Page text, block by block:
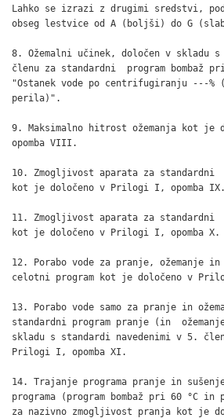
Lahko se izrazi z drugimi sredstvi,
obseg lestvice od A (boljši) do G
8. Ožemalni učinek, določen v skladu
členu za standardni  program bombaž
"Ostanek vode po centrifugiranju ---%
perila)".
9. Maksimalno hitrost ožemanja kot
opomba VIII.
10. Zmogljivost aparata za standardni
kot je določeno v Prilogi I, opomba IX.
11. Zmogljivost aparata za standardni
kot je določeno v Prilogi I, opomba X.
12. Porabo vode za pranje, ožemanje
celotni program kot je določeno v
13. Porabo vode samo za pranje in
standardni program pranje (in
skladu s standardi navedenimi v 5.
Prilogi I, opomba XI.
14. Trajanje programa pranje in
programa (program bombaž pri 60 °C in
za nazivno zmogljivost pranja kot je